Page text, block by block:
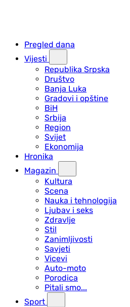
Pregled dana
Vijesti
Republika Srpska
Društvo
Banja Luka
Gradovi i opštine
BiH
Srbija
Region
Svijet
Ekonomija
Hronika
Magazin
Kultura
Scena
Nauka i tehnologija
Ljubav i seks
Zdravlje
Stil
Zanimljivosti
Savjeti
Vicevi
Auto-moto
Porodica
Pitali smo...
Sport